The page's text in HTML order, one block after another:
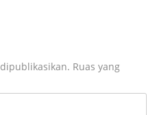
Ruas yang